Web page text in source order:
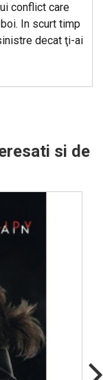
conflict care
In scurt timp
decat ţi-ai
si de